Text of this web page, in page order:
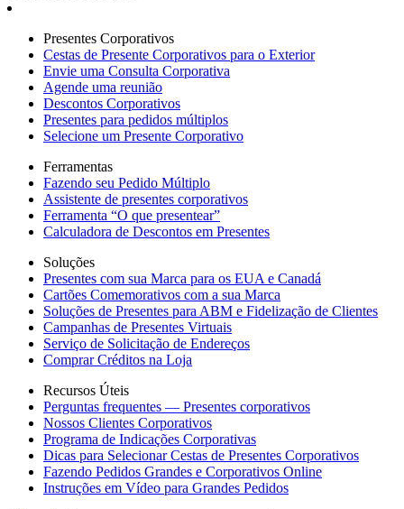
Presentes Corporativos
Cestas de Presente Corporativos para o Exterior
Envie uma Consulta Corporativa
Agende uma reunião
Descontos Corporativos
Presentes para pedidos múltiplos
Selecione um Presente Corporativo
Ferramentas
Fazendo seu Pedido Múltiplo
Assistente de presentes corporativos
Ferramenta “O que presentear”
Calculadora de Descontos em Presentes
Soluções
Presentes com sua Marca para os EUA e Canadá
Cartões Comemorativos com a sua Marca
Soluções de Presentes para ABM e Fidelização de Clientes
Campanhas de Presentes Virtuais
Serviço de Solicitação de Endereços
Comprar Créditos na Loja
Recursos Úteis
Perguntas frequentes — Presentes corporativos
Nossos Clientes Corporativos
Programa de Indicações Corporativas
Dicas para Selecionar Cestas de Presentes Corporativos
Fazendo Pedidos Grandes e Corporativos Online
Instruções em Vídeo para Grandes Pedidos